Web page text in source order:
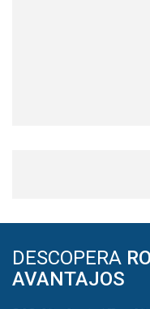
DESCOPERA
AVANTAJOS